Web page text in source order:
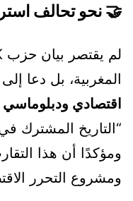
🤝 نحو تحالف
المغربية، بل دعا إلى
اقتصادي
“التاريخ المشترك
ومؤكدًا أن هذا
ومشروع التحرر